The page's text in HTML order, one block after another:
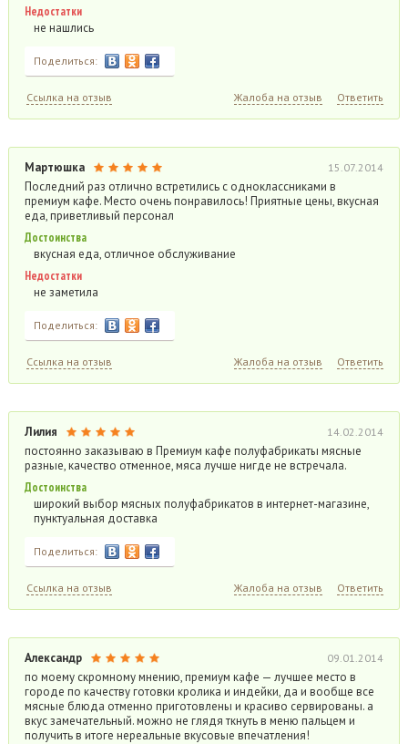
Недостатки
не нашлись
Поделиться:
Ссылка на отзыв Жалоба на отзыв Ответить
Мартюшка 15.07.2014
Последний раз отлично встретились с одноклассниками в
премиум кафе. Место очень понравилось! Приятные цены, вкусная
еда, приветливый персонал
Достоинства
вкусная еда, отличное обслуживание
Недостатки
не заметила
Поделиться:
Ссылка на отзыв Жалоба на отзыв Ответить
Лилия 14.02.2014
постоянно заказываю в Премиум кафе полуфабрикаты мясные
разные, качество отменное, мяса лучше нигде не встречала.
Достоинства
широкий выбор мясных полуфабрикатов в интернет-магазине,
пунктуальная доставка
Поделиться:
Ссылка на отзыв Жалоба на отзыв Ответить
Александр 09.01.2014
по моему скромному мнению, премиум кафе — лучшее место в
городе по качеству готовки кролика и индейки, да и вообще все
мясные блюда отменно приготовлены и красиво сервированы. а
вкус замечательный. можно не глядя ткнуть в меню пальцем и
получить в итоге нереальные вкусовые впечатления!